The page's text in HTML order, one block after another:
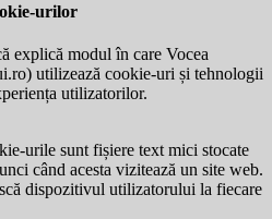
urilor
explică modul în care Vocea
) utilizează cookie-uri și tehnologii
utilizatorilor.
urile sunt fișiere text mici stocate
când acesta vizitează un site web.
dispozitivul utilizatorului la fiecare